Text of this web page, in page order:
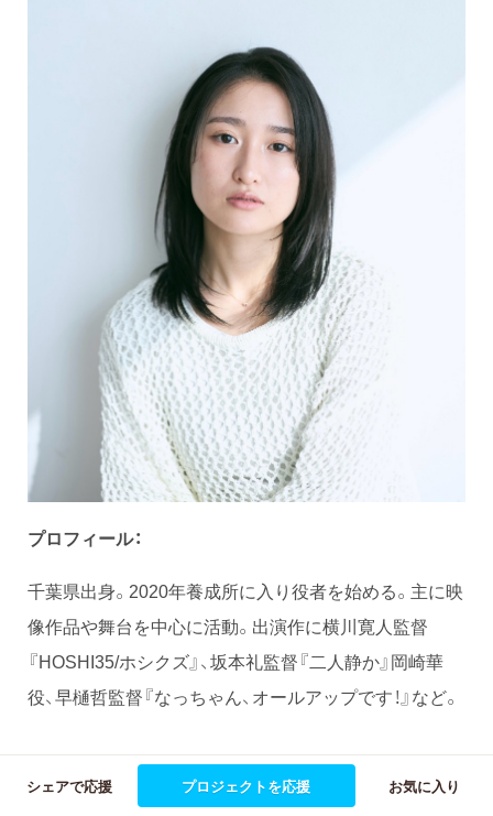
プロフィール：
千葉県出身。2020年養成所に入り役者を始める。主に映
像作品や舞台を中心に活動。出演作に横川寛人監督
『HOSHI35/ホシクズ』、坂本礼監督『二人静か』岡崎華
役、早樋哲監督『なっちゃん、オールアップです！』など。
裕菜さんからのコメント！
シェアで応援 プロジェクトを応援 お気に入り